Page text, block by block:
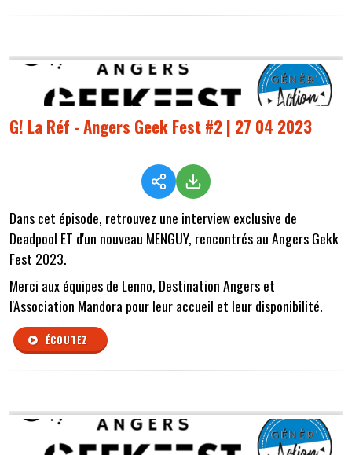
G! La Réf - Angers Geek Fest #2 | 27 04 2023
Dans cet épisode, retrouvez une interview exclusive de
Deadpool ET d'un nouveau MENGUY, rencontrés au Angers Gekk
Fest 2023.
Merci aux équipes de Lenno, Destination Angers et
l'Association Mandora pour leur accueil et leur disponibilité.
ÉCOUTEZ